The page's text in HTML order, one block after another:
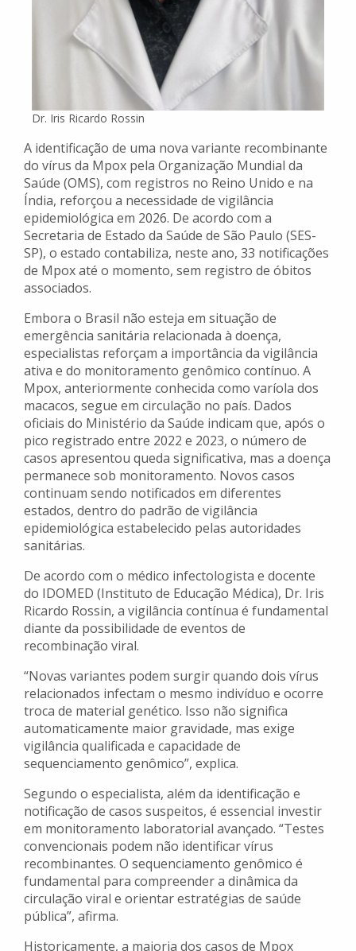
Dr. Iris Ricardo Rossin
A identificação de uma nova variante recombinante
do vírus da Mpox pela Organização Mundial da
Saúde (OMS), com registros no Reino Unido e na
Índia, reforçou a necessidade de vigilância
epidemiológica em 2026. De acordo com a
Secretaria de Estado da Saúde de São Paulo (SES-
SP), o estado contabiliza, neste ano, 33 notificações
de Mpox até o momento, sem registro de óbitos
associados.
Embora o Brasil não esteja em situação de
emergência sanitária relacionada à doença,
especialistas reforçam a importância da vigilância
ativa e do monitoramento genômico contínuo. A
Mpox, anteriormente conhecida como varíola dos
macacos, segue em circulação no país. Dados
oficiais do Ministério da Saúde indicam que, após o
pico registrado entre 2022 e 2023, o número de
casos apresentou queda significativa, mas a doença
permanece sob monitoramento. Novos casos
continuam sendo notificados em diferentes
estados, dentro do padrão de vigilância
epidemiológica estabelecido pelas autoridades
sanitárias.
De acordo com o médico infectologista e docente
do IDOMED (Instituto de Educação Médica), Dr. Iris
Ricardo Rossin, a vigilância contínua é fundamental
diante da possibilidade de eventos de
recombinação viral.
“Novas variantes podem surgir quando dois vírus
relacionados infectam o mesmo indivíduo e ocorre
troca de material genético. Isso não significa
automaticamente maior gravidade, mas exige
vigilância qualificada e capacidade de
sequenciamento genômico”, explica.
Segundo o especialista, além da identificação e
notificação de casos suspeitos, é essencial investir
em monitoramento laboratorial avançado. “Testes
convencionais podem não identificar vírus
recombinantes. O sequenciamento genômico é
fundamental para compreender a dinâmica da
circulação viral e orientar estratégias de saúde
pública”, afirma.
Historicamente, a maioria dos casos de Mpox